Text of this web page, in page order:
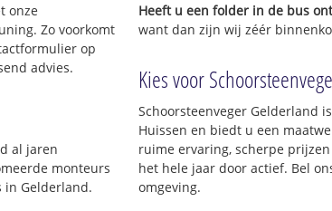
onze
Zo voorkomt
op
advies.
al jaren
monteurs
in Gelderland.
Heeft u een folder in de bus
want dan zijn wij zéér
Kies voor
Schoorsteenveger Gelderland
Huissen en biedt u een
ruime ervaring, scherpe
het hele jaar door actief. Bel
omgeving.